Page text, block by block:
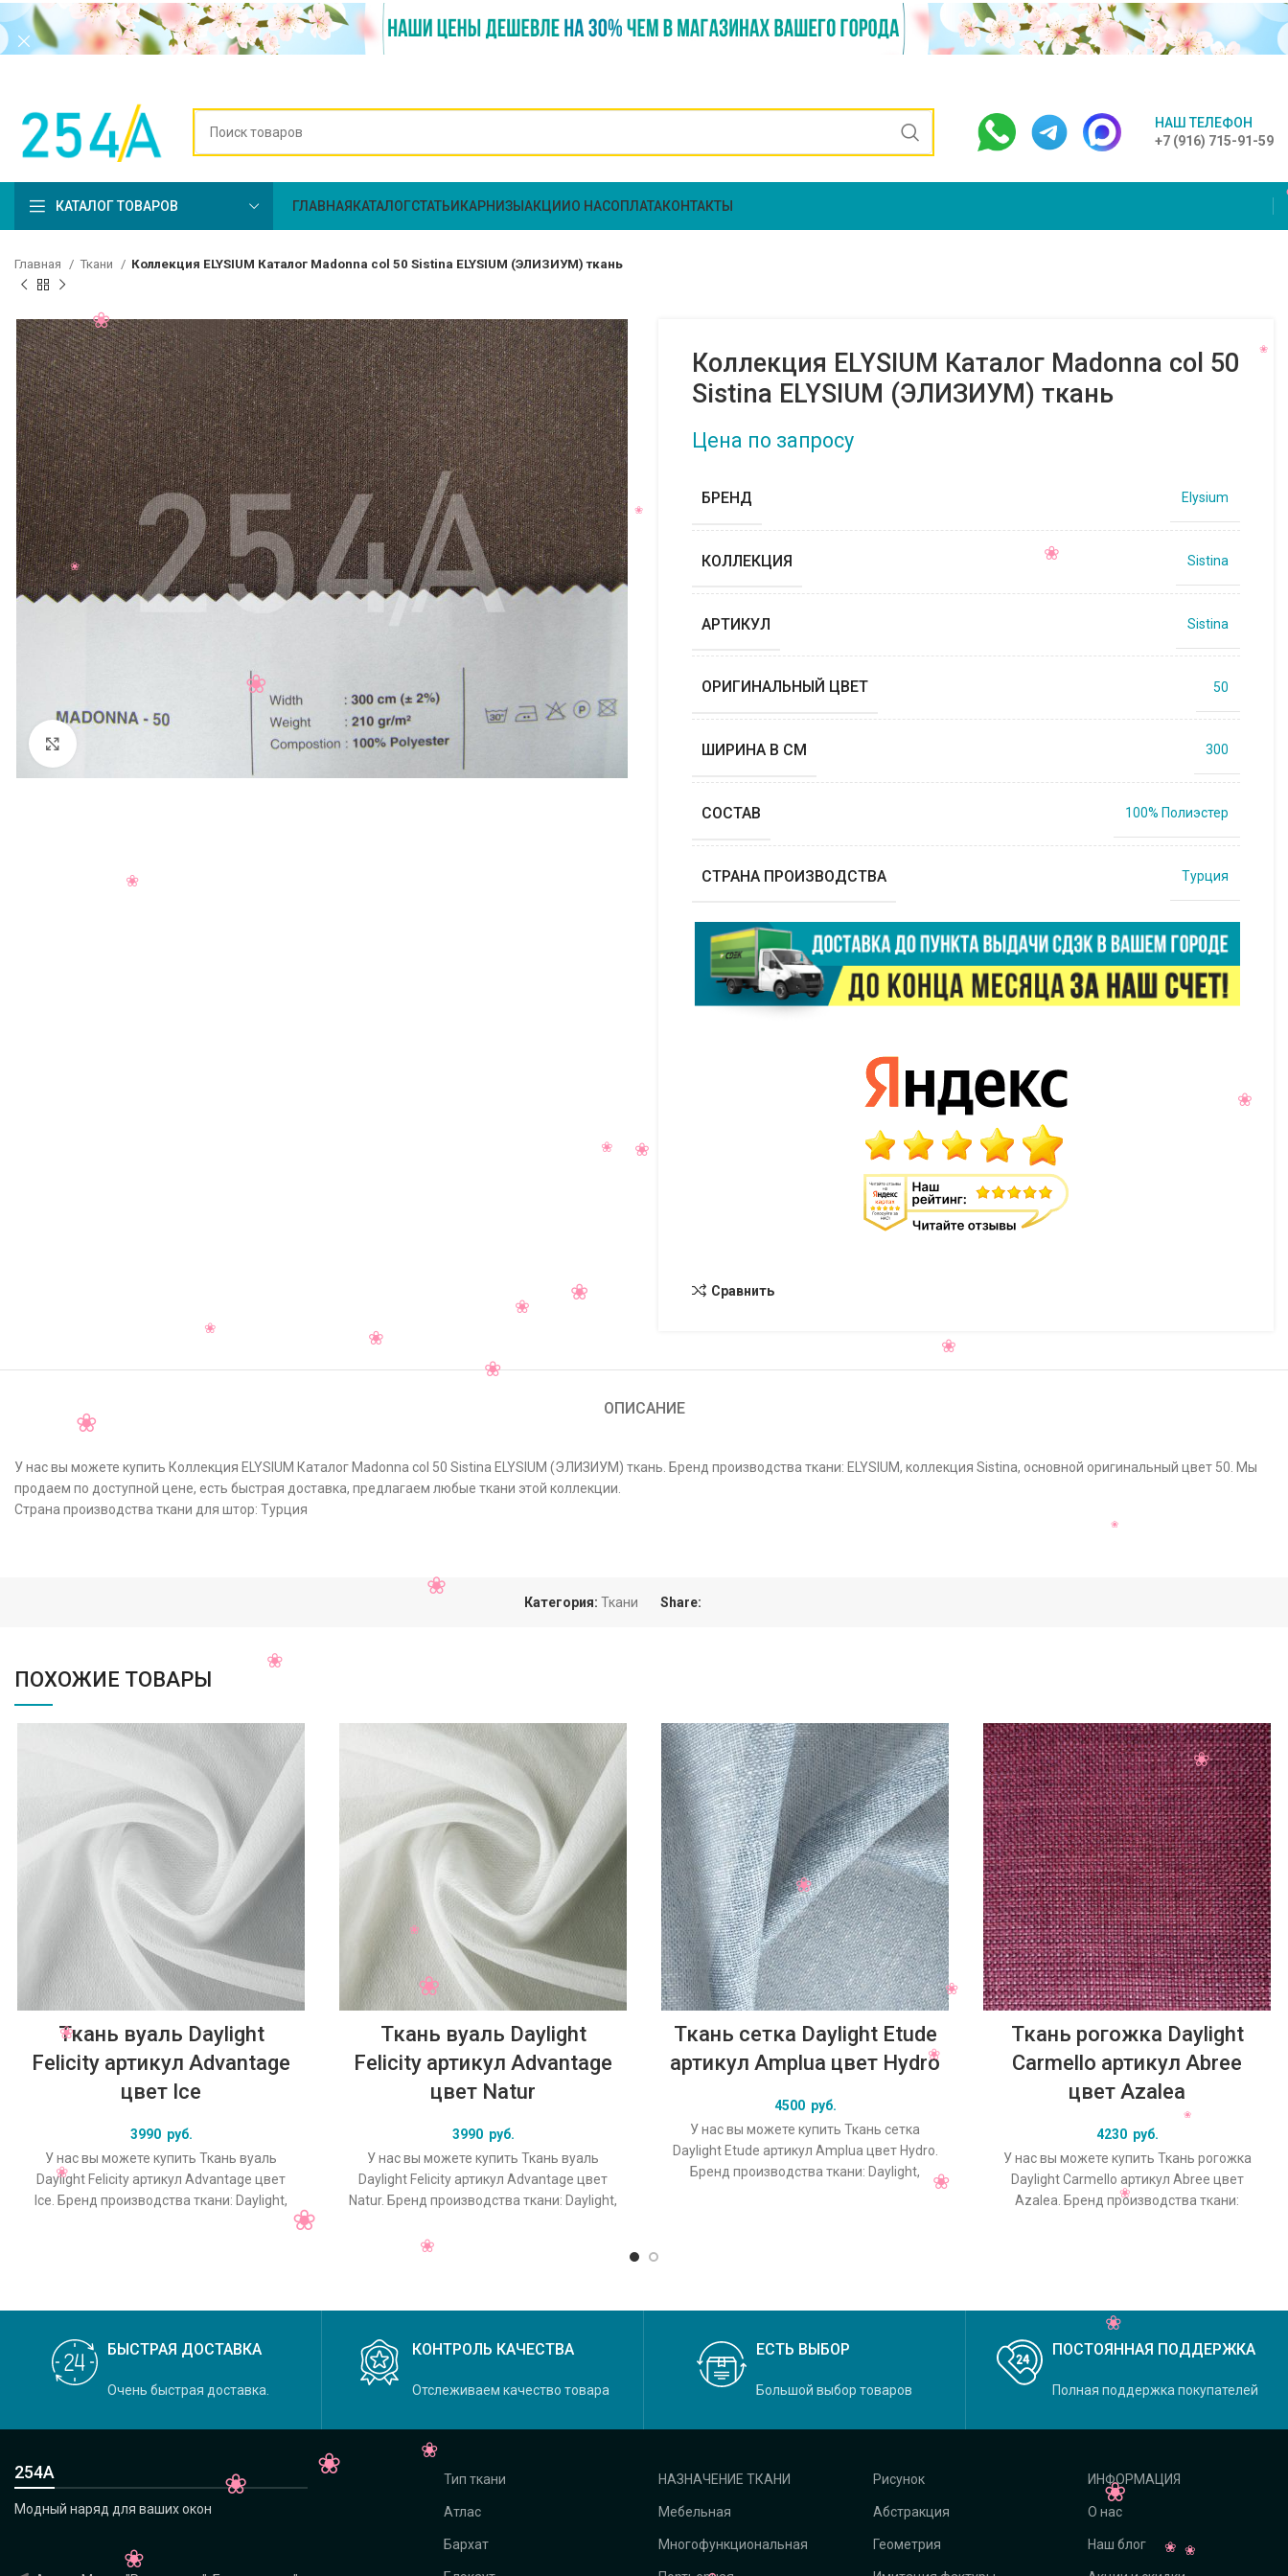
НАШ ТЕЛЕФОН
+7 (916) 715-91-59
КАТАЛОГ ТОВАРОВ ГЛАВНАЯ КАТАЛОГСТАТЬИ КАРНИЗЫ АКЦИИ О НАСОПЛАТАКОНТАКТЫ
Главная Ткани Коллекция ELYSIUM Каталог Madonna col 50 Sistina ELYSIUM (ЭЛИЗИУМ) ткань
Коллекция ELYSIUM Каталог Madonna col 50
Sistina ELYSIUM (ЭЛИЗИУМ) ткань
Цена по запросу
БРЕНД Elysium
КОЛЛЕКЦИЯ Sistina
АРТИКУЛ Sistina
ОРИГИНАЛЬНЫЙ ЦВЕТ 50
ШИРИНА В СМ 300
СОСТАВ 100% Полиэстер
СТРАНА ПРОИЗВОДСТВА Турция
Сравнить
ОПИСАНИЕ
У нас вы можете купить Коллекция ELYSIUM Каталог Madonna col 50 Sistina ELYSIUM (ЭЛИЗИУМ) ткань. Бренд производства ткани: ELYSIUM, коллекция Sistina, основной оригинальный цвет 50. Мы
продаем по доступной цене, есть быстрая доставка, предлагаем любые ткани этой коллекции.
Страна производства ткани для штор: Турция
Категория: Ткани Share:
ПОХОЖИЕ ТОВАРЫ
Ткань вуаль Daylight
Felicity артикул Advantage
цвет Ice
3990 руб.
У нас вы можете купить Ткань вуаль
Daylight Felicity артикул Advantage цвет
Ice. Бренд производства ткани: Daylight,
Ткань вуаль Daylight
Felicity артикул Advantage
цвет Natur
3990 руб.
У нас вы можете купить Ткань вуаль
Daylight Felicity артикул Advantage цвет
Natur. Бренд производства ткани: Daylight,
Ткань сетка Daylight Etude
артикул Amplua цвет Hydro
4500 руб.
У нас вы можете купить Ткань сетка
Daylight Etude артикул Amplua цвет Hydro.
Бренд производства ткани: Daylight,
Ткань рогожка Daylight
Carmello артикул Abree
цвет Azalea
4230 руб.
У нас вы можете купить Ткань рогожка
Daylight Carmello артикул Abree цвет
Azalea. Бренд производства ткани:
БЫСТРАЯ ДОСТАВКА
Очень быстрая доставка.
КОНТРОЛЬ КАЧЕСТВА
Отслеживаем качество товара
ЕСТЬ ВЫБОР
Большой выбор товаров
ПОСТОЯННАЯ ПОДДЕРЖКА
Полная поддержка покупателей
254А
Модный наряд для ваших окон
Тип ткани
Атлас
Бархат
НАЗНАЧЕНИЕ ТКАНИ
Мебельная
Многофункциональная
Рисунок
Абстракция
Геометрия
ИНФОРМАЦИЯ
О нас
Наш блог